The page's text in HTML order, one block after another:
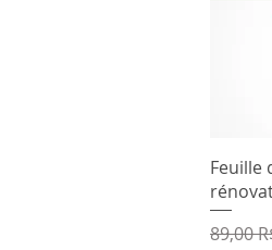
Feuille
Prix
89,00
Prix